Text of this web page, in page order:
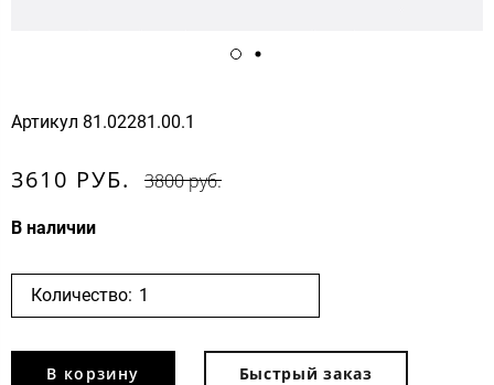
Артикул 81.02281.00.1
3610 РУБ. 3800 руб.
В наличии
Количество:
В корзину Быстрый заказ